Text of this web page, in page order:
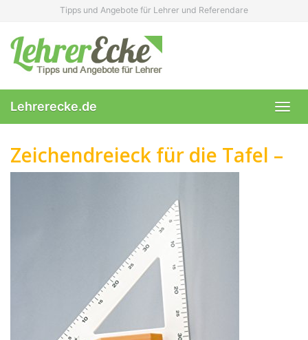
content
Tipps und Angebote für Lehrer und Referendare
Lehrerecke.de
Zeichendreieck für die Tafel –